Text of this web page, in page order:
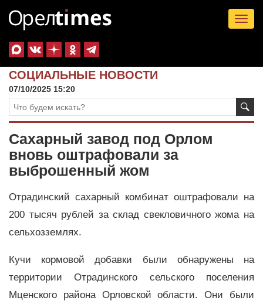
СОЦИАЛЬНЫЕ НОВОСТИ
07/10/2025 15:20
Сахарный завод под Орлом
вновь оштрафовали за
выброшенный жом
Отрадинский сахарный комбинат оштрафовали на
200 тысяч рублей за склад свекловичного жома на
сельхозземлях.
Кучи кормовой добавки были обнаружены на
территории Отрадинского сельского поселения
Мценского района Орловской области. Они были